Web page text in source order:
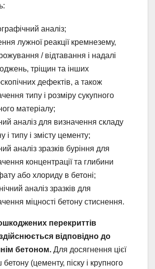
аналіз;
лужної реакції кремнезему,
/ відтавання і надалі
тріщин та інших
дефектів, а також
типу і розміру сукупного
матеріалу;
аналіз для визначення складу
і типу і змісту цементу;
аналіз зразків буріння для
концентрації та глибини
або хлориду в бетоні;
аналіз зразків для
міцності бетону стиснення.
перекриттів
відповідно до
бетоном. Для досягнення цієї
(цементу, піску і крупного